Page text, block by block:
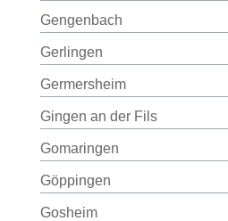
Gengenbach
Gerlingen
Germersheim
Gingen an der Fils
Gomaringen
Göppingen
Gosheim